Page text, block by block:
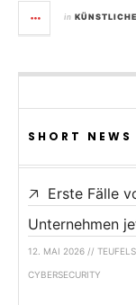
in
SHORT NEWS
Erste Fälle
Unternehmen
12. MAI 2026 //
CYBERSECURITY